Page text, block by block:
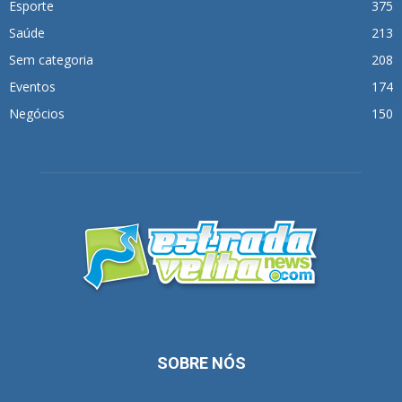
Esporte
375
Saúde
213
Sem categoria
208
Eventos
174
Negócios
150
SOBRE NÓS